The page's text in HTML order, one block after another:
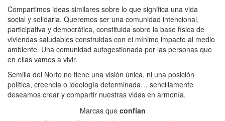
Compartimos ideas similares sobre lo que significa una vida
social y solidaria. Queremos ser una comunidad intencional,
participativa y democrática, constituida sobre la base física de
viviendas saludables construidas con el mínimo impacto al medio
ambiente. Una comunidad autogestionada por las personas que
en ellas vamos a vivir.
Semilla del Norte no tiene una visión única, ni una posición
política, creencia o ideología determinada… sencillamente
deseamos crear y compartir nuestras vidas en armonía.
Marcas que confían